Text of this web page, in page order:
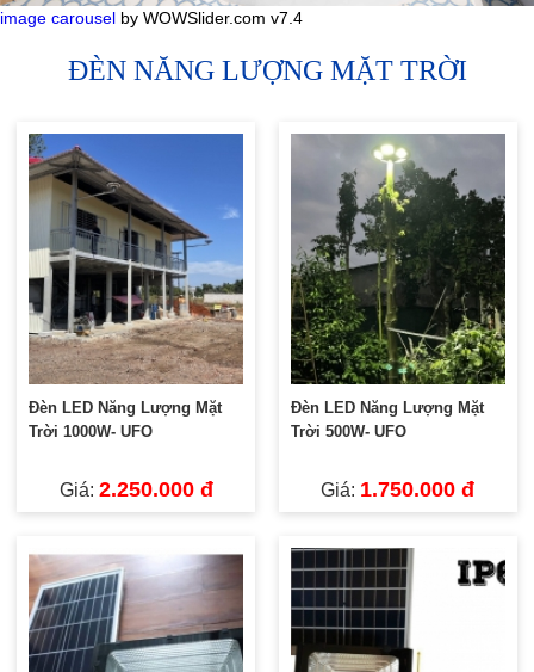
image carousel by WOWSlider.com v7.4
ĐÈN NĂNG LƯỢNG MẶT TRỜI
Đèn LED Năng Lượng Mặt
Trời 1000W- UFO
Giá: 2.250.000 đ
Đèn LED Năng Lượng Mặt
Trời 500W- UFO
Giá: 1.750.000 đ